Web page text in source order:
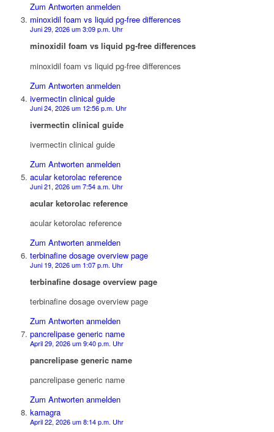
Zum Antworten anmelden
minoxidil foam vs liquid pg‑free differences
Juni 29, 2026 um 3:09 p.m. Uhr
minoxidil foam vs liquid pg‑free differences
minoxidil foam vs liquid pg‑free differences
Zum Antworten anmelden
ivermectin clinical guide
Juni 24, 2026 um 12:56 p.m. Uhr
ivermectin clinical guide
ivermectin clinical guide
Zum Antworten anmelden
acular ketorolac reference
Juni 21, 2026 um 7:54 a.m. Uhr
acular ketorolac reference
acular ketorolac reference
Zum Antworten anmelden
terbinafine dosage overview page
Juni 19, 2026 um 1:07 p.m. Uhr
terbinafine dosage overview page
terbinafine dosage overview page
Zum Antworten anmelden
pancrelipase generic name
April 29, 2026 um 9:40 p.m. Uhr
pancrelipase generic name
pancrelipase generic name
Zum Antworten anmelden
kamagra
April 22, 2026 um 8:14 p.m. Uhr